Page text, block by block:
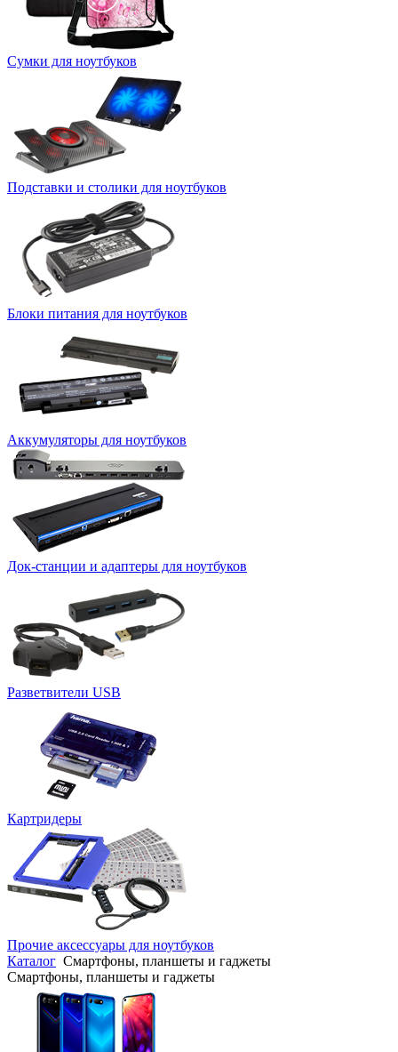
Сумки для ноутбуков
Подставки и столики для ноутбуков
Блоки питания для ноутбуков
Аккумуляторы для ноутбуков
Док-станции и адаптеры для ноутбуков
Разветвители USB
Картридеры
Прочие аксессуары для ноутбуков
Каталог Смартфоны, планшеты и гаджеты
Смартфоны, планшеты и гаджеты